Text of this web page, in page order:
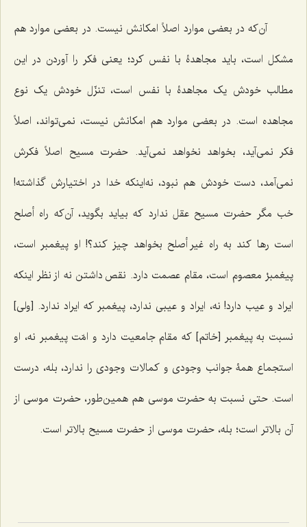
آن‌که در بعضی موارد اصلاً امکانش نیست. در بعضی موارد هم
مشکل است، باید مجاهدۀ با نفس کرد؛ یعنی فکر را آوردن در این
مطالب خودش یک مجاهدۀ با نفس است، تنزّل خودش یک نوع
مجاهده است. در بعضی موارد هم امکانش نیست، نمی‌تواند، اصلاً
فکر نمی‌آید، بخواهد نخواهد نمی‌آید. حضرت مسیح اصلاً فکرش
نمی‌آمد، دست خودش هم نبود، نه‌اینکه خدا در اختیارش گذاشته!
خب مگر حضرت مسیح عقل ندارد که بیاید بگوید، آن‌که راه أصلح
است رها کند به راه غیر أصلح بخواهد چیز کند؟! او پیغمبر است،
پیغمبرْ معصوم است، مقام عصمت دارد. نقص داشتن نه از نظر اینکه
ایراد و عیب دارد! نه، ایراد و عیبی ندارد، پیغمبر که ایراد ندارد. [ولی]
نسبت به پیغمبر [خاتم] که مقام جامعیت دارد و امّت پیغمبر نه، او
استجماع همۀ جوانب وجودی و کمالات وجودی را ندارد، بله، درست
است. حتی نسبت به حضرت موسی هم همین‌طور، حضرت موسی از
آن بالاتر است؛ بله، حضرت موسی از حضرت مسیح بالاتر است.